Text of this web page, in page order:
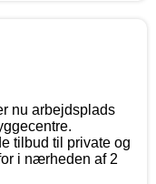
nu arbejdsplads
tilbud til private og
i nærheden af 2